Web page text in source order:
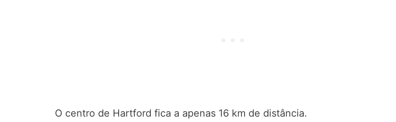
O centro de Hartford fica a apenas 16 km de distância.